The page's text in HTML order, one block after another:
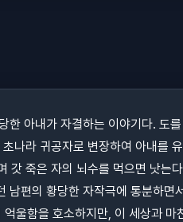
한 아내가 자결하는 이야기다. 도
나라 귀공자로 변장하여 아내를
갓 죽은 자의 뇌수를 먹으면 낫는
남편의 황당한 자작극에 통분하면
울함을 호소하지만, 이 세상과 마